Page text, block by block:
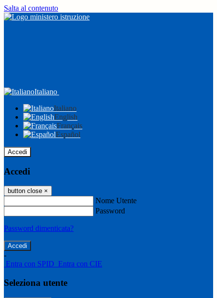
Salta al contenuto
Italiano
Italiano
English
Français
Español
Accedi
Accedi
button close ×
Nome Utente
Password
Password dimenticata?
-
Entra con SPID Entra con CIE
Seleziona utente